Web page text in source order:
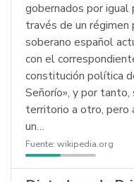
gobernados por igual
través de un régimen
soberano español
con el
constitución política
Señorío», y por
territorio a otro, pero
un…
Fuente: wikipedia.org